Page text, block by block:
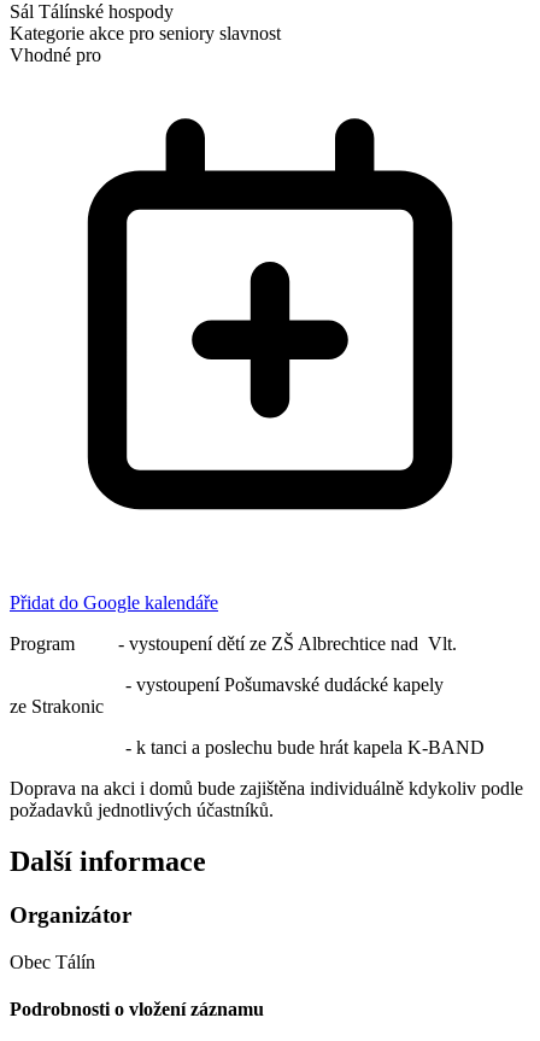
Sál Tálínské hospody
Kategorie akce pro seniory slavnost
Vhodné pro
Přidat do Google kalendáře
Program - vystoupení dětí ze ZŠ Albrechtice nad Vlt.
- vystoupení Pošumavské dudácké kapely
ze Strakonic
- k tanci a poslechu bude hrát kapela K-BAND
Doprava na akci i domů bude zajištěna individuálně kdykoliv podle
požadavků jednotlivých účastníků.
Další informace
Organizátor
Obec Tálín
Podrobnosti o vložení záznamu